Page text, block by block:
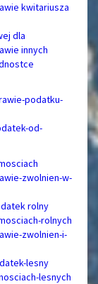
kwitariusza
dla
innych
podatku-
od-
zwolnien-w-
rolny
rolnych
zwolnien-i-
lesny
lesnych